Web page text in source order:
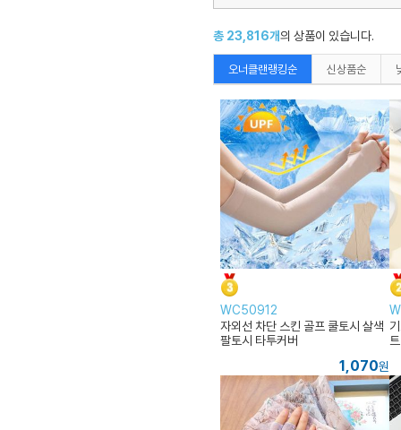
총 23,816개의 상품이 있습니다.
오너클랜랭킹순 신상품순
WC50912
자외선 차단 스킨 골프 쿨토시 살색
팔토시 타투커버
1,070원